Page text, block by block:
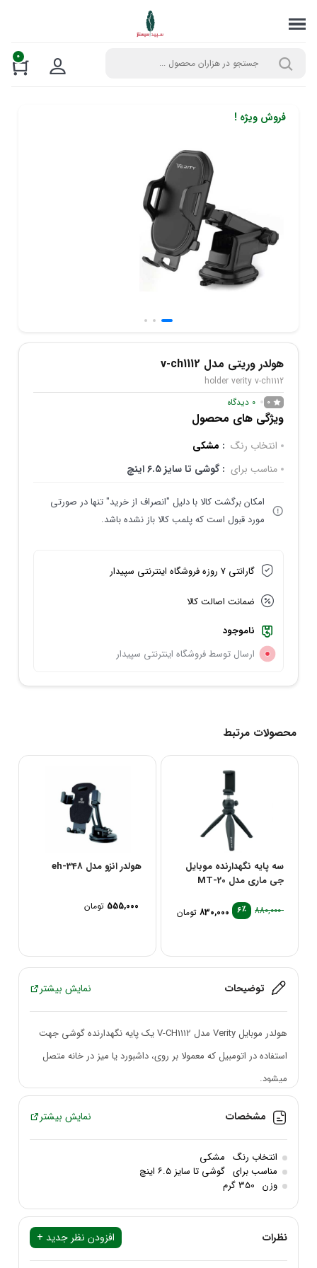
0
فروش ویژه !
هولدر وریتی مدل v-ch1112
holder verity v-ch1112
0
0 دیدگاه
ویژگی های محصول
انتخاب رنگ : مشکی
مناسب برای : گوشی تا سایز ۶.۵ اینچ
امکان برگشت کالا با دلیل "انصراف از خرید" تنها در صورتی
مورد قبول است که پلمب کالا باز نشده باشد.
گارانتی 7 روزه فروشگاه اینترنتی سپیدار
ضمانت اصالت کالا
ناموجود
ارسال توسط فروشگاه اینترنتی سپیدار
محصولات مرتبط
سه پایه نگهدارنده موبایل
جی ماری مدل MT-20
٪6 880,000قیمت تومان 830,000 قیمت
هولدر انزو مدل eh-348
تومان
توضیحات نمایش بیشتر
هولدر موبایل Verity مدل V-CH1112 یک پایه نگهدارنده گوشی جهت
استفاده در اتومبیل که معمولا بر روی، داشبورد یا میز در خانه متصل
میشود.
نصب به شما میدهد.
شده از یک پایه نگهدارنده محکم و قدرتمند که توسط یک ساکشن
مکنده نانو سیلیکونی به همراه یک چسبونک سیلیکونی قوی در پشت
آن جهت اتصال بر روی انواع سطوح صاف و یکدست ماشین مانند
داشبورد بکار میرود.
مشخصات نمایش بیشتر
انتخاب رنگ مشکی
مناسب برای گوشی تا سایز ۶.۵ اینچ
وزن 350 گرم
نظرات افزودن نظر جدید +